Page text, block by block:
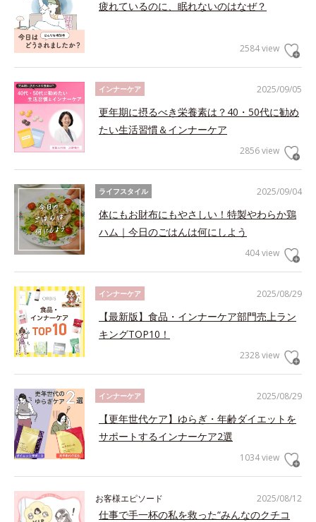
疲れているのに、眠れないのはなぜ？
2584 view
2025/09/05
インナーケア
更年期に摂るべき栄養素は？40・50代に勧め
たい生活習慣＆インナーケア
2856 view
2025/09/04
ライフスタイル
体にもお財布にもやさしい！特製やわらか鶏
ハム｜今日のごはんは何にしよう
404 view
2025/08/29
インナーケア
【最新版】食品・インナーケア部門売上ラン
キングTOP10！
2328 view
2025/08/29
インナーケア
【更年世代ケア】ゆらぎ・年齢ダイエットを
サポートするインナーケア2選
1034 view
2025/08/12
お客様エピソード
仕事で手一杯の私を救った“みんなのクチコ